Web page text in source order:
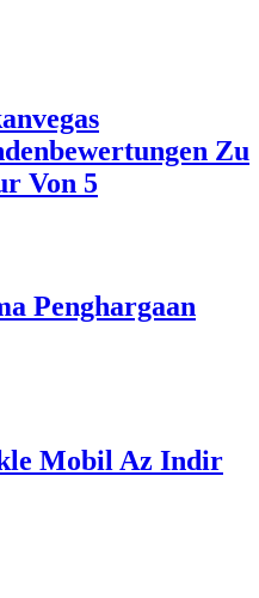
Zu
Von 5
Penghargaan
Mobil Az Indir